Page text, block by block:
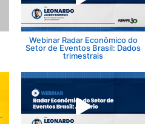
Webinar Radar Econômico do
Setor de Eventos Brasil: Dados
trimestrais